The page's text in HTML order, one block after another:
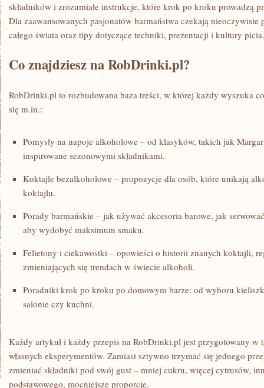
składników i zrozumiałe instrukcje, które krok po kroku prowadzą
Dla zaawansowanych pasjonatów barmaństwa czekają nieoczywiste
całego świata oraz tipy dotyczące techniki, prezentacji i kultury picia.
Co znajdziesz na RobDrinki.pl?
RobDrinki.pl to rozbudowana baza treści, w której każdy wyszuka
się m.in.:
Pomysły na napoje alkoholowe – od klasyków, takich jak
inspirowane sezonowymi składnikami.
Koktajle bezalkoholowe – propozycje dla osób, które unikają
koktajlu.
Porady barmańskie – jak używać akcesoria barowe, jak
aby wydobyć maksimum smaku.
Felietony i ciekawostki – opowieści o historii znanych koktajli,
zmieniających się trendach w świecie alkoholi.
Poradniki krok po kroku po domowym barze: od wyboru
salonie czy kuchni.
Każdy artykuł i każdy przepis na RobDrinki.pl jest przygotowany w
własnych eksperymentów. Zamiast sztywno trzymać się jednego
zmieniać składniki pod swój gust – mniej cukru, więcej cytrusów,
podstawowego, mocniejsze proporcje.